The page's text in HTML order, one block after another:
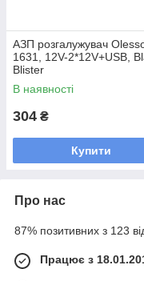
АЗП розгалужувач
1631, 12V-2*12V+USB,
Blister
В наявності
304 ₴
Купити
Про нас
87% позитивних з 123
Працює з